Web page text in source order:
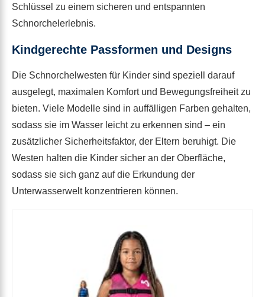
Schlüssel zu einem sicheren und entspannten
Schnorchelerlebnis.
Kindgerechte Passformen und Designs
Die Schnorchelwesten für Kinder sind speziell darauf
ausgelegt, maximalen Komfort und Bewegungsfreiheit zu
bieten. Viele Modelle sind in auffälligen Farben gehalten,
sodass sie im Wasser leicht zu erkennen sind – ein
zusätzlicher Sicherheitsfaktor, der Eltern beruhigt. Die
Westen halten die Kinder sicher an der Oberfläche,
sodass sie sich ganz auf die Erkundung der
Unterwasserwelt konzentrieren können.